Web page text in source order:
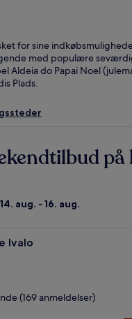
for sine
med populære
Aldeia do Papai Noel
Plads.
14. aug. - 16. aug.
Ivalo
(169 anmeldelser)